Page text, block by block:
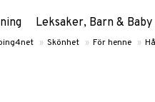
Leksaker, Barn & Baby
» Skönhet » För henne »